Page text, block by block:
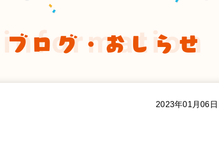
ブログ・おしらせ
information
2023年01月06日